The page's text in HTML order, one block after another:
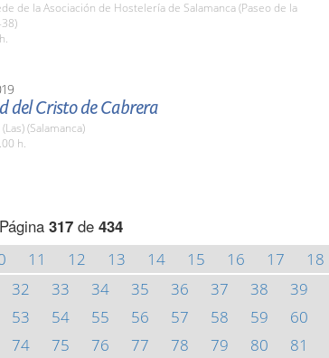
de la Asociación de Hostelería de Salamanca (Paseo de la
del Cristo de Cabrera
(Salamanca)
h.
Página 317de 434
11 12 13 14 15 16 17 18
32 33 34 35 36 37 38 39
53 54 55 56 57 58 59 60
74 75 76 77 78 79 80 81